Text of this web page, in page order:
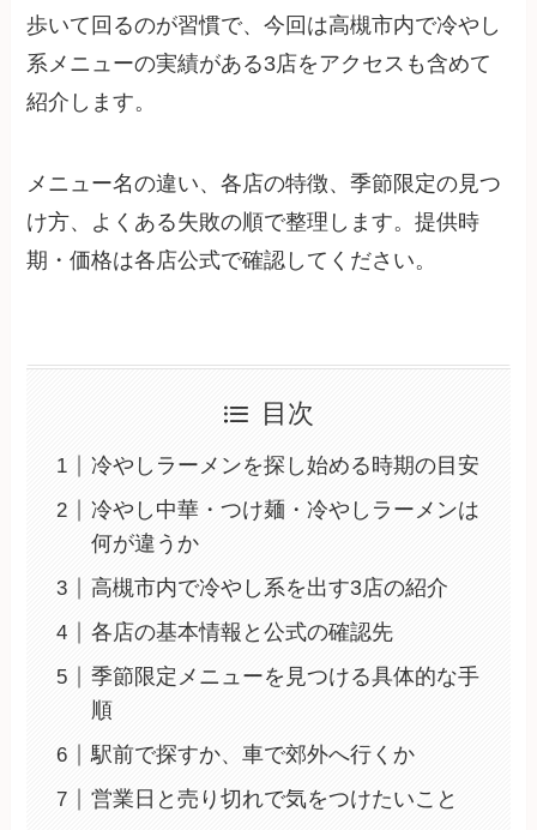
歩いて回るのが習慣で、今回は高槻市内で冷やし
系メニューの実績がある3店をアクセスも含めて
紹介します。
メニュー名の違い、各店の特徴、季節限定の見つ
け方、よくある失敗の順で整理します。提供時
期・価格は各店公式で確認してください。
目次
冷やしラーメンを探し始める時期の目安
冷やし中華・つけ麺・冷やしラーメンは
何が違うか
高槻市内で冷やし系を出す3店の紹介
各店の基本情報と公式の確認先
季節限定メニューを見つける具体的な手
順
駅前で探すか、車で郊外へ行くか
営業日と売り切れで気をつけたいこと